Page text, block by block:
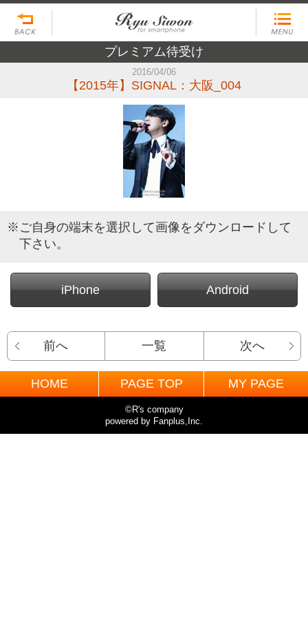
プレミアム待受け
2016/04/06
【2015年】SIGNAL：大阪_004
※ご自身の端末を選択して画像をダウンロードして
下さい。
iPhone Android
前へ 一覧 次へ
HOME PAGE TOP MY PAGE
©R's company
powered by Fanplus,Inc.